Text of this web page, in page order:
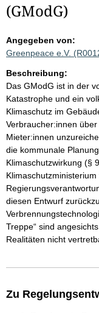
(GModG)
Angegeben von:
Greenpeace e.V.
Beschreibung:
Das GModG ist in der
Katastrophe und ein
Klimaschutz im
Verbraucher:innen
Mieter:innen
die kommunale
Klimaschutzwirkung (§
diesen Entwurf
Treppe“ sind
Realitäten nicht
Zu